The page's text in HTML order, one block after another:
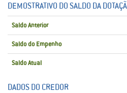
DEMOSTRATIVO DO SALDO DA
Saldo Anterior
Saldo do Empenho
Saldo Atual
DADOS DO CREDOR